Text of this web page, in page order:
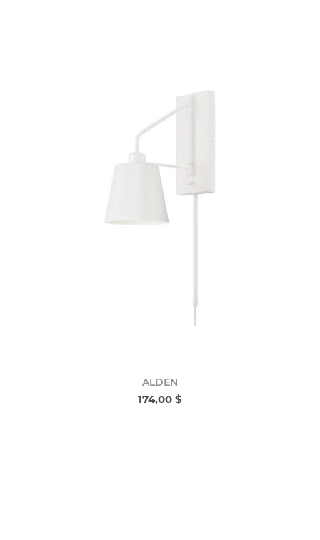
ALDEN
174,00 $